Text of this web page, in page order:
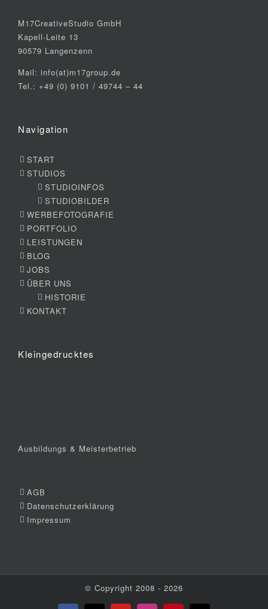
M17CreativeStudio GmbH
Kapell-Leite 13
90579 Langenzenn
Mail: info(at)m17group.de
Tel.: +49 (0) 9101 / 49744 – 44
Navigation
START
STUDIOS
STUDIOINFOS
STUDIOBILDER
WERBEFOTOGRAFIE
PORTFOLIO
LEISTUNGEN
BLOG
JOBS
ÜBER UNS
HISTORIE
KONTAKT
Kleingedrucktes
Ausbildungs & Meisterbetrieb
AGB
Datenschutzerklärung
Impressum
© Copyright 2008 - 2026